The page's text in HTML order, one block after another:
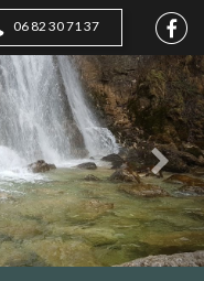
06 82 30 71 37